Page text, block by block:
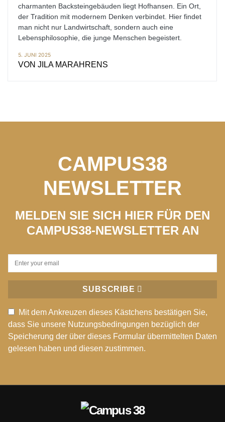
charmanten Backsteingebäuden liegt Hofhansen. Ein Ort,
der Tradition mit modernem Denken verbindet. Hier findet
man nicht nur Landwirtschaft, sondern auch eine
Lebensphilosophie, die junge Menschen begeistert.
5. JUNI 2025
VON JILA MARAHRENS
CAMPUS38
NEWSLETTER
MELDEN SIE SICH HIER FÜR DEN
CAMPUS38-NEWSLETTER AN
SUBSCRIBE
Mit dem Ankreuzen dieses Kästchens bestätigen Sie,
dass Sie unsere Nutzungsbedingungen bezüglich der
Speicherung der über dieses Formular übermittelten Daten
gelesen haben und diesen zustimmen.